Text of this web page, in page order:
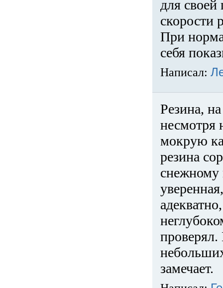
для
скорости
При
себя
Написал:
Резина,
несмотря
мокрую
резина
снежному
замечает.